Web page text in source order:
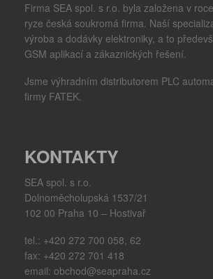
Firma SEA spol. s r.o. byla založena v
ryze česká soukromá firma. Naší
výroba a dodávky elektroniky, a to
GSM aplikací a zákaznických řešení.
Jsme výhradním distributorem PLC
firmy FATEK.
KONTAKTY
SEA spol. s r.o.
Dolnoměcholupská 1537/21
102 00 Praha 10 – Hostivař
tel.: +420 272 700 058, 62
fax: +420 272 701 418
email: obchod@seapraha.cz